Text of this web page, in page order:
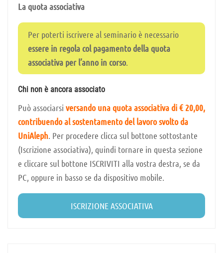
La quota associativa
Per poterti iscrivere al seminario è necessario
essere in regola col pagamento della quota
associativa per l’anno in corso.
Chi non è ancora associato
Può associarsi versando una quota associativa di € 20,00,
contribuendo al sostentamento del lavoro svolto da
UniAleph. Per procedere clicca sul bottone sottostante
(Iscrizione associativa), quindi tornare in questa sezione
e cliccare sul bottone ISCRIVITI alla vostra destra, se da
PC, oppure in basso se da dispositivo mobile.
ISCRIZIONE ASSOCIATIVA